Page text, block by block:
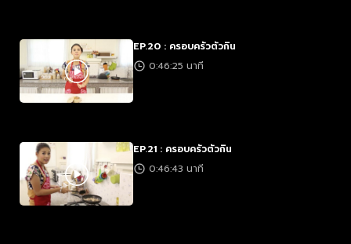
EP.20 : ครอบครัวตัวกิน
0:46:25 นาที
EP.21 : ครอบครัวตัวกิน
0:46:43 นาที